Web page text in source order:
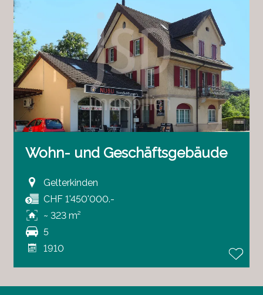
Wohn- und Geschäftsgebäude
Gelterkinden
CHF 1'450'000.-
~ 323 m²
5
1910